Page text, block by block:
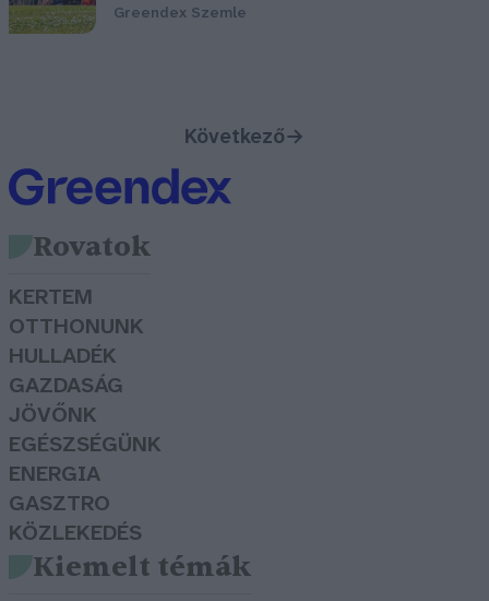
Greendex Szemle
Következő→
Rovatok
KERTEM
OTTHONUNK
HULLADÉK
GAZDASÁG
JÖVŐNK
EGÉSZSÉGÜNK
ENERGIA
GASZTRO
KÖZLEKEDÉS
Kiemelt témák